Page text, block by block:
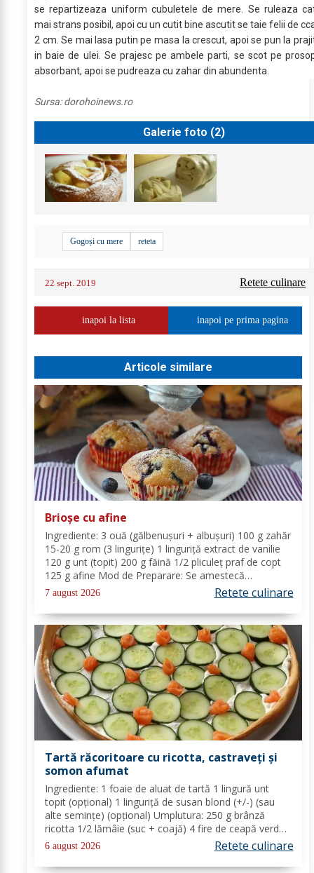
se repartizeaza uniform cubuletele de mere. Se ruleaza
mai strans posibil, apoi cu un cutit bine ascutit se taie felii de
2 cm. Se mai lasa putin pe masa la crescut, apoi se pun la
in baie de ulei. Se prajesc pe ambele parti, se scot pe
absorbant, apoi se pudreaza cu zahar din abundenta.
Sursa:dorohoinews.ro
Galerie foto (2)
Gogoși cu mere reteta
22 sept. 2019 Retete culinare
inapoi la lista inapoi pe prima pagina
Articole similare
Brioșe cu afine
Ingrediente: 3 ouă (gălbenușuri + albușuri) 100 g zahăr
15-20 g rom (3 lingurițe) 1 linguriță extract de vanilie
120 g unt (topit) 200 g făină 1/2 pliculeț praf de copt
125 g afine Mod de Preparare: Se amestecă
gălbenușurile cu zahărul, romul și vanilia. Se adaugă
untul topit, făina și praful de...
7 august 2026 Retete culinare
Tartă răcoritoare cu ricotta, castraveți și
somon afumat
Ingrediente: 1 foaie de aluat de tartă 1 lingură unt
topit (opțional) 1 linguriță de susan blond (+/-) (sau
alte semințe) (opțional) Umplutura: 250 g brânză
ricotta 1/2 lămâie (suc + coajă) 4 fire de ceapă verde
(+/-) piper Toppinguri: 1 castravete 80 gr somon
afumat 1 linguriță semințe de susan...
6 august 2026 Retete culinare